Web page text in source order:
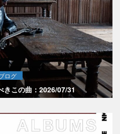
ログ
きこの曲：2026/07/31